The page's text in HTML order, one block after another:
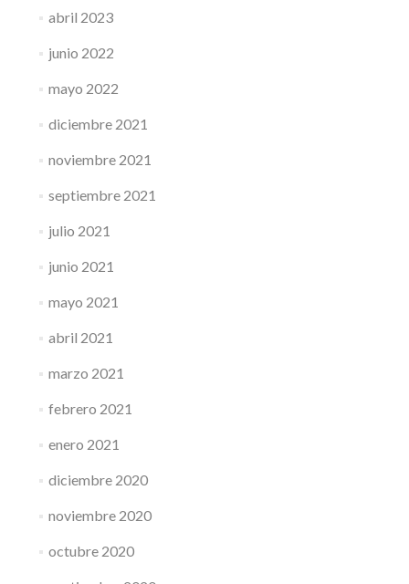
abril 2023
junio 2022
mayo 2022
diciembre 2021
noviembre 2021
septiembre 2021
julio 2021
junio 2021
mayo 2021
abril 2021
marzo 2021
febrero 2021
enero 2021
diciembre 2020
noviembre 2020
octubre 2020